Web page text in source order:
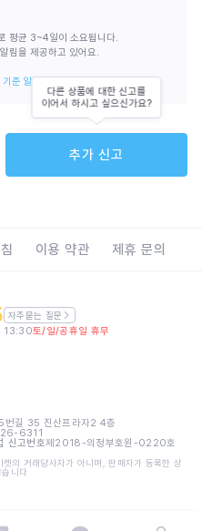
평균 3~4일이 소요됩니다.
림을 제공하고 있어요.
준 알아보기
추가 신고
다른 상품에 대한 신고를
이어서 하시고 싶으신가요?
이용 약관 제휴 문의
자주묻는 질문
13:30토/일/공휴일 휴무
번길 35 진산프라자2 4층
6311
신고번호제2018-의정부호원-0220호
의 거래당사자가 아니며, 판매자가 등록한 상
니다